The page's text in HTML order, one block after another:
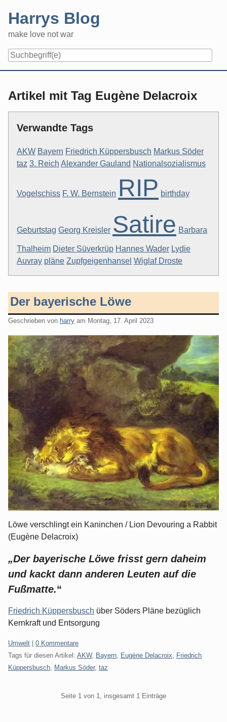
content
Harrys Blog
make love not war
Artikel mit Tag Eugène Delacroix
Verwandte Tags
AKW Bayern Friedrich Küppersbusch Markus Söder
taz 3. Reich Alexander Gauland Nationalsozialismus
Vogelschiss F. W. Bernstein RIP birthday
Geburtstag Georg Kreisler Satire Barbara
Thalheim Dieter Süverkrüp Hannes Wader Lydie
Auvray pläne Zupfgeigenhansel Wiglaf Droste
Der bayerische Löwe
Geschrieben von harry am Montag, 17. April 2023
Löwe verschlingt ein Kaninchen / Lion Devouring a Rabbit
(Eugène Delacroix)
„Der bayerische Löwe frisst gern daheim
und kackt dann anderen Leuten auf die
Fußmatte.“
Friedrich Küppersbusch über Söders Pläne bezüglich
Kernkraft und Entsorgung
Kategorien:
Umwelt
0 Kommentare
Tags für diesen Artikel: AKW, Bayern, Eugène Delacroix, Friedrich
Küppersbusch, Markus Söder, taz
Seite 1 von 1, insgesamt 1 Einträge